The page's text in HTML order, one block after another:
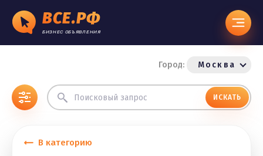
ВСЕ.РФ
БИЗНЕС ОБЪЯВЛЕНИЯ
Город: Москва
ИСКАТЬ
В категорию